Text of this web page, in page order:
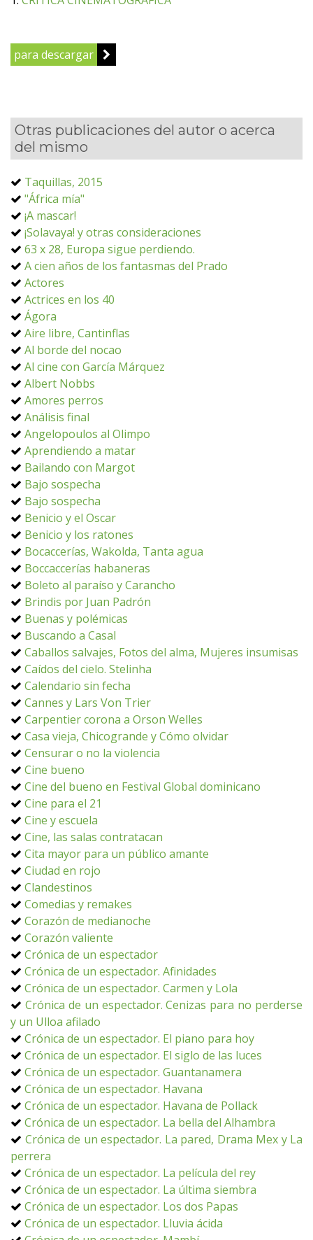
para descargar
Otras publicaciones del autor o acerca
del mismo
Taquillas, 2015
"África mía"
¡A mascar!
¡Solavaya! y otras consideraciones
63 x 28, Europa sigue perdiendo.
A cien años de los fantasmas del Prado
Actores
Actrices en los 40
Ágora
Aire libre, Cantinflas
Al borde del nocao
Al cine con García Márquez
Albert Nobbs
Amores perros
Análisis final
Angelopoulos al Olimpo
Aprendiendo a matar
Bailando con Margot
Bajo sospecha
Bajo sospecha
Benicio y el Oscar
Benicio y los ratones
Bocaccerías, Wakolda, Tanta agua
Boccaccerías habaneras
Boleto al paraíso y Carancho
Brindis por Juan Padrón
Buenas y polémicas
Buscando a Casal
Caballos salvajes, Fotos del alma, Mujeres insumisas
Caídos del cielo. Stelinha
Calendario sin fecha
Cannes y Lars Von Trier
Carpentier corona a Orson Welles
Casa vieja, Chicogrande y Cómo olvidar
Censurar o no la violencia
Cine bueno
Cine del bueno en Festival Global dominicano
Cine para el 21
Cine y escuela
Cine, las salas contratacan
Cita mayor para un público amante
Ciudad en rojo
Clandestinos
Comedias y remakes
Corazón de medianoche
Corazón valiente
Crónica de un espectador
Crónica de un espectador. Afinidades
Crónica de un espectador. Carmen y Lola
Crónica de un espectador. Cenizas para no perderse
y un Ulloa afilado
Crónica de un espectador. El piano para hoy
Crónica de un espectador. El siglo de las luces
Crónica de un espectador. Guantanamera
Crónica de un espectador. Havana
Crónica de un espectador. Havana de Pollack
Crónica de un espectador. La bella del Alhambra
Crónica de un espectador. La pared, Drama Mex y La
perrera
Crónica de un espectador. La película del rey
Crónica de un espectador. La última siembra
Crónica de un espectador. Los dos Papas
Crónica de un espectador. Lluvia ácida